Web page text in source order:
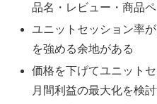
品名・レビュー・商品
ユニットセッション率
を強める余地がある
価格を下げてユニット
月間利益の最大化を検